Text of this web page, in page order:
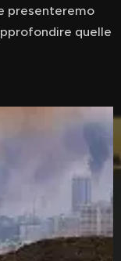
presenteremo
quelle